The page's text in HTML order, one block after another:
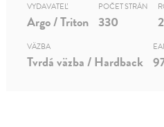
VYDAVATEĽ
Argo / Triton
POČET STRÁN
330
VÄZBA
Tvrdá väzba / Hardback